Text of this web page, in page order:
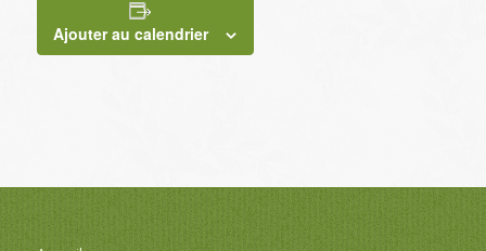
Ajouter au calendrier